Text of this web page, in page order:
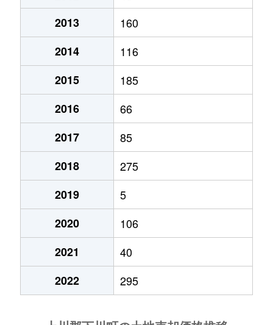
2013
160
2014
116
2015
185
2016
66
2017
85
2018
275
2019
5
2020
106
2021
40
2022
295